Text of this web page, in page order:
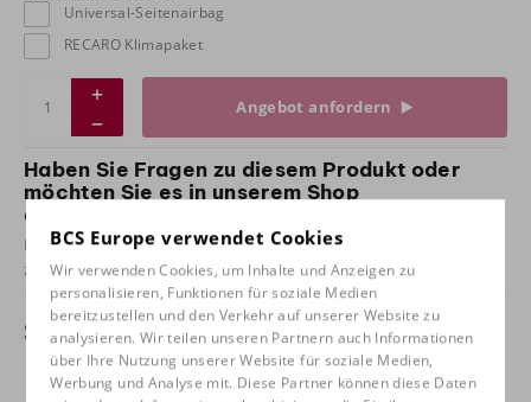
BCS Europe verwendet Cookies
Wir verwenden Cookies, um Inhalte und Anzeigen zu
personalisieren, Funktionen für soziale Medien
bereitzustellen und den Verkehr auf unserer Website zu
analysieren. Wir teilen unseren Partnern auch Informationen
über Ihre Nutzung unserer Website für soziale Medien,
Werbung und Analyse mit. Diese Partner können diese Daten
Universal-Seitenairbag
RECARO Klimapaket
Angebot anfordern
Haben Sie Fragen zu diesem Produkt oder
möchten Sie es in unserem Shop
ausprobieren?
Nehmen SieKontaktmit uns und kommen Sie zum Probesitzen
zu uns!
Spezifikationen
Umsetzung
Stoff Artista/Nardo grau, Stoff